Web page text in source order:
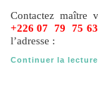
Contactez maître
+226 07 79 75 63
l’adresse :
Continuer la lecture